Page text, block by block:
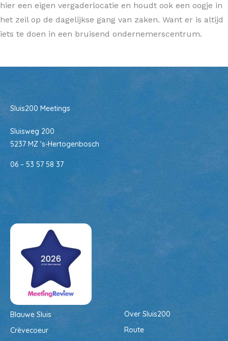
hier een eigen vergaderlocatie en houdt ook een oogje in
het zeil op de dagelijkse gang van zaken. Want er is altijd
iets te doen in een bruisend ondernemerscentrum.
Sluis200 Meetings
Sluisweg 200
5237 MZ 's-Hertogenbosch
06 – 53 57 58 37
Blauwe Sluis
Crèvecoeur
Over Sluis200
Route